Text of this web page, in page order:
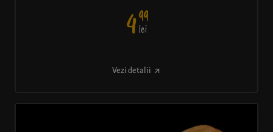
499
lei
Vezi detalii